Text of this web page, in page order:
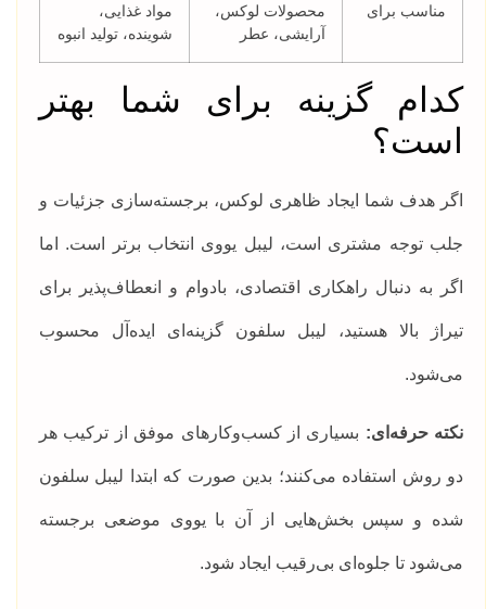
مناسب برای
محصولات لوکس،
آرایشی، عطر
مواد غذایی،
شوینده، تولید انبوه
کدام گزینه برای شما بهتر
است؟
اگر هدف شما ایجاد ظاهری لوکس، برجسته‌سازی جزئیات و
جلب توجه مشتری است، لیبل یووی انتخاب برتر است. اما
اگر به دنبال راهکاری اقتصادی، بادوام و انعطاف‌پذیر برای
تیراژ بالا هستید، لیبل سلفون گزینه‌ای ایده‌آل محسوب
می‌شود.
نکته حرفه‌ای: بسیاری از کسب‌وکارهای موفق از ترکیب هر
دو روش استفاده می‌کنند؛ بدین صورت که ابتدا لیبل سلفون
شده و سپس بخش‌هایی از آن با یووی موضعی برجسته
می‌شود تا جلوه‌ای بی‌رقیب ایجاد شود.